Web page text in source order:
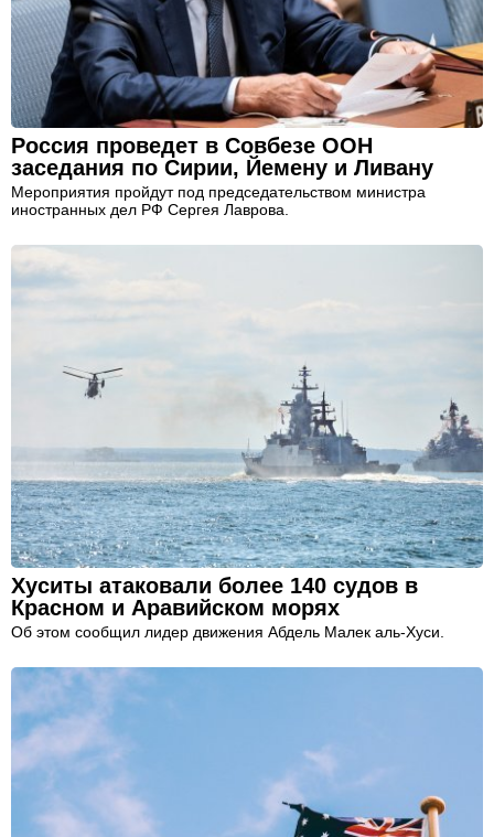
Россия проведет в Совбезе ООН
заседания по Сирии, Йемену и Ливану
Мероприятия пройдут под председательством министра
иностранных дел РФ Сергея Лаврова.
Хуситы атаковали более 140 судов в
Красном и Аравийском морях
Об этом сообщил лидер движения Абдель Малек аль-Хуси.